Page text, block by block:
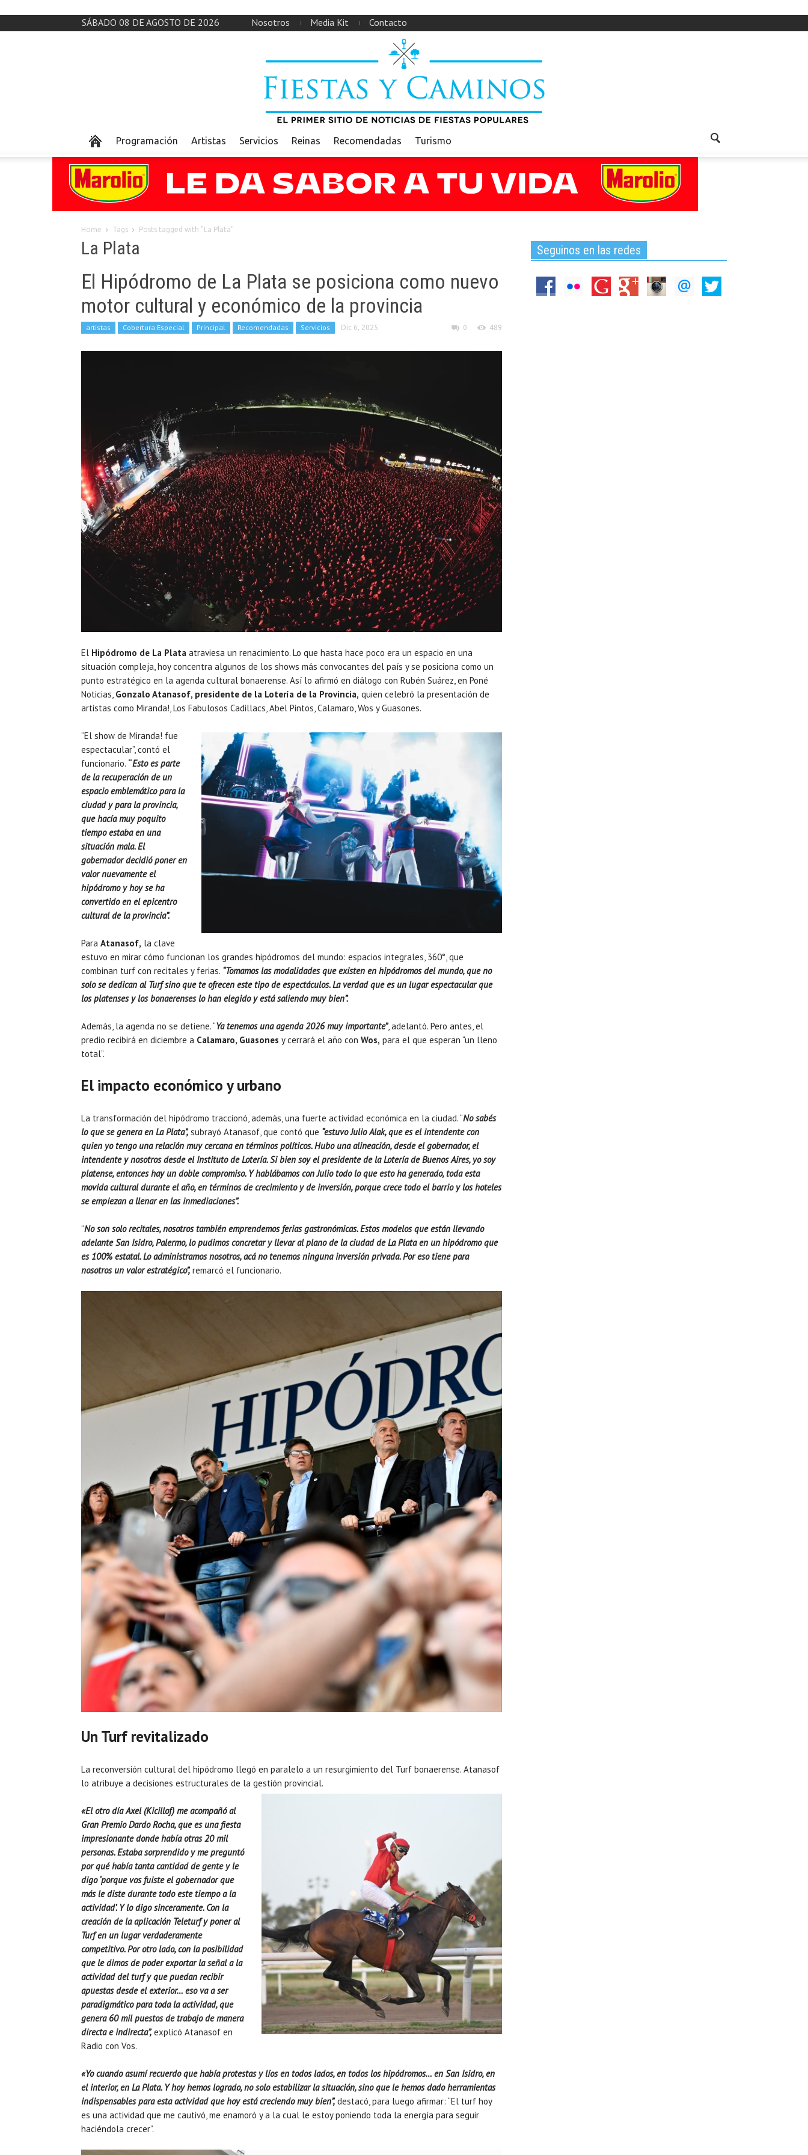
SÁBADO 08 DE AGOSTO DE 2026 Nosotros Media Kit Contacto
Programación Artistas Servicios Reinas Recomendadas Turismo
Home Tags Posts tagged with "La Plata"
La Plata
El Hipódromo de La Plata se posiciona como nuevo
motor cultural y económico de la provincia
artistas Cobertura Especial Principal Recomendadas Servicios Dic 6, 2025 0 489
El Hipódromo de La Plata atraviesa un renacimiento. Lo que hasta hace poco era un espacio en una
situación compleja, hoy concentra algunos de los shows más convocantes del país y se posiciona como un
punto estratégico en la agenda cultural bonaerense. Así lo afirmó en diálogo con Rubén Suárez, en Poné
Noticias, Gonzalo Atanasof, presidente de la Lotería de la Provincia, quien celebró la presentación de
artistas como Miranda!, Los Fabulosos Cadillacs, Abel Pintos, Calamaro, Wos y Guasones.
“El show de Miranda! fue
espectacular”, contó el
funcionario. “Esto es parte
de la recuperación de un
espacio emblemático para la
ciudad y para la provincia,
que hacía muy poquito
tiempo estaba en una
situación mala. El
gobernador decidió poner en
valor nuevamente el
hipódromo y hoy se ha
convertido en el epicentro
cultural de la provincia”.
Para Atanasof, la clave
estuvo en mirar cómo funcionan los grandes hipódromos del mundo: espacios integrales, 360°, que
combinan turf con recitales y ferias. “Tomamos las modalidades que existen en hipódromos del mundo, que no
solo se dedican al Turf sino que te ofrecen este tipo de espectáculos. La verdad que es un lugar espectacular que
los platenses y los bonaerenses lo han elegido y está saliendo muy bien”.
Además, la agenda no se detiene. “Ya tenemos una agenda 2026 muy importante”, adelantó. Pero antes, el
predio recibirá en diciembre a Calamaro, Guasones y cerrará el año con Wos, para el que esperan “un lleno
total”.
El impacto económico y urbano
La transformación del hipódromo traccionó, además, una fuerte actividad económica en la ciudad. “No sabés
lo que se genera en La Plata”,subrayó Atanasof, que contó que “estuvo Julio Alak, que es el intendente con
quien yo tengo una relación muy cercana en términos políticos. Hubo una alineación, desde el gobernador, el
intendente y nosotros desde el Instituto de Lotería. Si bien soy el presidente de la Lotería de Buenos Aires, yo soy
platense, entonces hay un doble compromiso. Y hablábamos con Julio todo lo que esto ha generado, toda esta
movida cultural durante el año, en términos de crecimiento y de inversión, porque crece todo el barrio y los hoteles
se empiezan a llenar en las inmediaciones”.
“No son solo recitales, nosotros también emprendemos ferias gastronómicas. Estos modelos que están llevando
adelante San Isidro, Palermo, lo pudimos concretar y llevar al plano de la ciudad de La Plata en un hipódromo que
es 100% estatal. Lo administramos nosotros, acá no tenemos ninguna inversión privada. Por eso tiene para
nosotros un valor estratégico”,remarcó el funcionario.
Un Turf revitalizado
La reconversión cultural del hipódromo llegó en paralelo a un resurgimiento del Turf bonaerense. Atanasof
lo atribuye a decisiones estructurales de la gestión provincial.
«El otro día Axel (Kicillof) me acompañó al
Gran Premio Dardo Rocha, que es una fiesta
impresionante donde había otras 20 mil
personas. Estaba sorprendido y me preguntó
por qué había tanta cantidad de gente y le
digo ‘porque vos fuiste el gobernador que
más le diste durante todo este tiempo a la
actividad’. Y lo digo sinceramente. Con la
creación de la aplicación Teleturf y poner al
Turf en un lugar verdaderamente
competitivo. Por otro lado, con la posibilidad
que le dimos de poder exportar la señal a la
actividad del turf y que puedan recibir
apuestas desde el exterior… eso va a ser
paradigmático para toda la actividad, que
genera 60 mil puestos de trabajo de manera
directa e indirecta”,explicó Atanasof en
Radio con Vos.
«Yo cuando asumí recuerdo que había protestas y líos en todos lados, en todos los hipódromos… en San Isidro, en
el interior, en La Plata. Y hoy hemos logrado, no solo estabilizar la situación, sino que le hemos dado herramientas
indispensables para esta actividad que hoy está creciendo muy bien”,destacó, para luego afirmar: “El turf hoy
es una actividad que me cautivó, me enamoró y a la cual le estoy poniendo toda la energía para seguir
haciéndola crecer”.
Seguinos en las redes